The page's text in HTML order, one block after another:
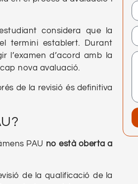
considera que la
termini establert. Durant
l’examen d’acord amb la
nova avaluació.
de la revisió és definitiva
PAU no està oberta a
de la qualificació de la